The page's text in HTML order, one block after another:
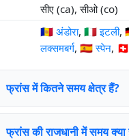
सीए (ca), सीओ (co)
🇦🇩 अंडोरा, 🇮🇹 इटली,
लक्समबर्ग, 🇪🇸 स्पेन,
फ्रांस में कितने समय क्षेत्र हैं?
फ्रांस की राजधानी में समय क्या